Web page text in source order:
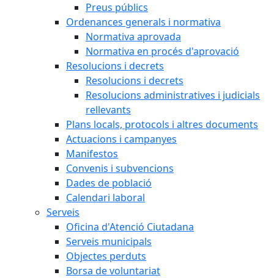
Preus públics
Ordenances generals i normativa
Normativa aprovada
Normativa en procés d'aprovació
Resolucions i decrets
Resolucions i decrets
Resolucions administratives i judicials
rellevants
Plans locals, protocols i altres documents
Actuacions i campanyes
Manifestos
Convenis i subvencions
Dades de població
Calendari laboral
Serveis
Oficina d'Atenció Ciutadana
Serveis municipals
Objectes perduts
Borsa de voluntariat